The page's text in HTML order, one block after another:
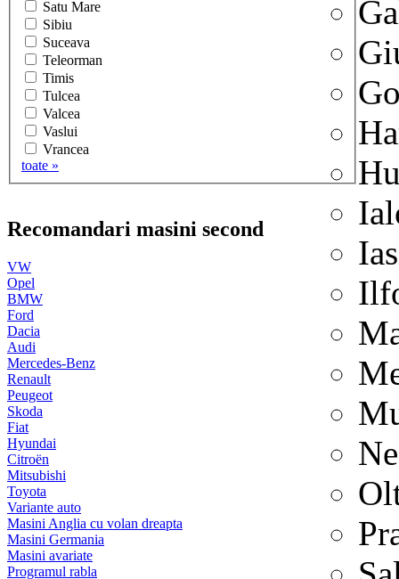
Satu Mare
Sibiu
Suceava
Teleorman
Timis
Tulcea
Valcea
Vaslui
Vrancea
toate »
Recomandari masini second
VW
Opel
BMW
Ford
Dacia
Audi
Mercedes-Benz
Renault
Peugeot
Skoda
Fiat
Hyundai
Citroën
Mitsubishi
Toyota
Variante auto
Masini Anglia cu volan dreapta
Masini Germania
Masini avariate
Programul rabla